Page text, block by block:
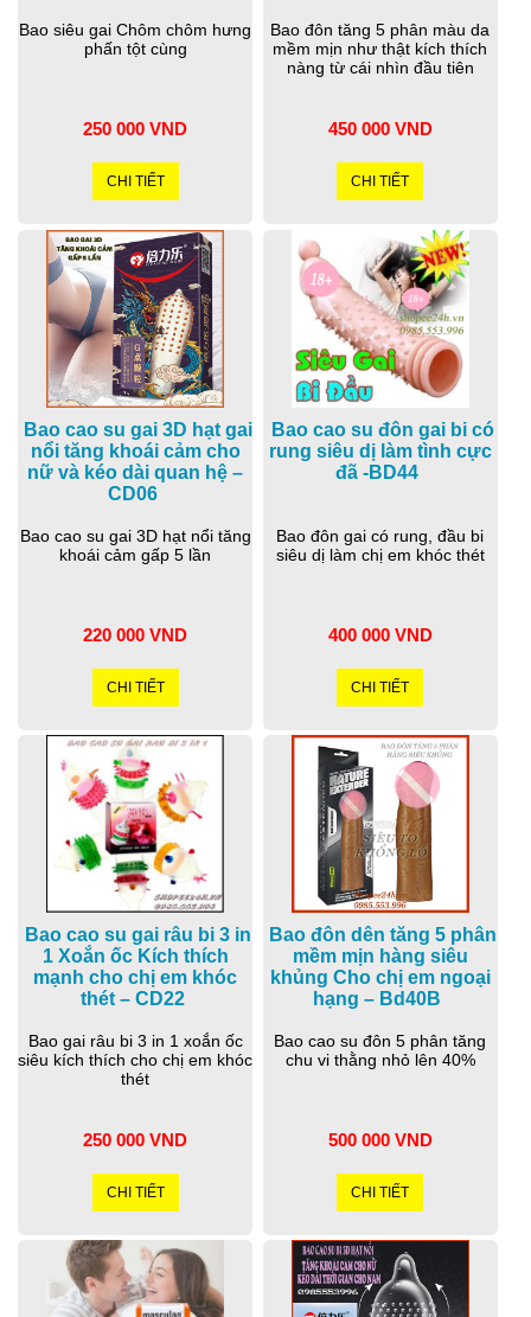
Bao siêu gai Chôm chôm hưng
phấn tột cùng
250 000 VND
CHI TIẾT
Bao đôn tăng 5 phân màu da
mềm mịn như thật kích thích
nàng từ cái nhìn đầu tiên
450 000 VND
CHI TIẾT
Bao cao su gai 3D hạt gai
nổi tăng khoái cảm cho
nữ và kéo dài quan hệ –
CD06
Bao cao su gai 3D hạt nổi tăng
khoái cảm gấp 5 lần
220 000 VND
CHI TIẾT
Bao cao su đôn gai bi có
rung siêu dị làm tình cực
đã -BD44
Bao đôn gai có rung, đầu bi
siêu dị làm chị em khóc thét
400 000 VND
CHI TIẾT
Bao cao su gai râu bi 3 in
1 Xoắn ốc Kích thích
mạnh cho chị em khóc
thét – CD22
Bao gai râu bi 3 in 1 xoắn ốc
siêu kích thích cho chị em khóc
thét
250 000 VND
CHI TIẾT
Bao đôn dên tăng 5 phân
mềm mịn hàng siêu
khủng Cho chị em ngoại
hạng – Bd40B
Bao cao su đôn 5 phân tăng
chu vi thằng nhỏ lên 40%
500 000 VND
CHI TIẾT